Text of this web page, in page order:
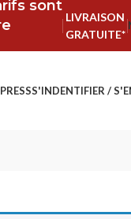
sont
LIVRAISON
GRATUITE*
S'INDENTIFIER /